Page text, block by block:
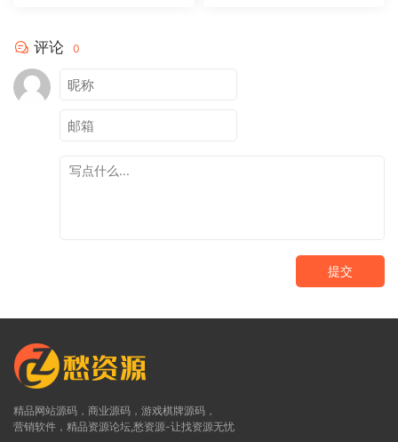
评论 0
提交
精品网站源码，商业源码，游戏棋牌源码，
营销软件，精品资源论坛,愁资源-让找资源无忧